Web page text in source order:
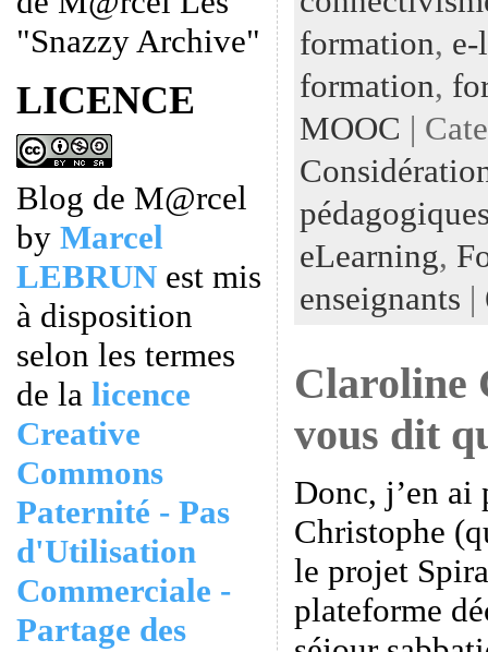
"Snazzy Archive"
LICENCE
Blog de M@rcel
by Marcel
LEBRUNest mis
à disposition
selon les termes
de la licence
Creative
Commons
Paternité - Pas
d'Utilisation
Commerciale -
Partage des
formation,
formation,
MOOC |
eLearning,
enseignants |
Claroline
vous dit
Donc, j’en ai
Christophe
le projet
plateforme